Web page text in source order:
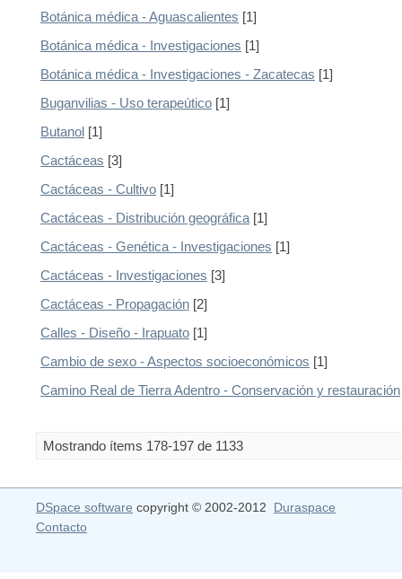
Botánica médica - Aguascalientes [1]
Botánica médica - Investigaciones [1]
Botánica médica - Investigaciones - Zacatecas [1]
Buganvilias - Uso terapeútico [1]
Butanol [1]
Cactáceas [3]
Cactáceas - Cultivo [1]
Cactáceas - Distribución geográfica [1]
Cactáceas - Genética - Investigaciones [1]
Cactáceas - Investigaciones [3]
Cactáceas - Propagación [2]
Calles - Diseño - Irapuato [1]
Cambio de sexo - Aspectos socioeconómicos [1]
Camino Real de Tierra Adentro - Conservación y restauración
Mostrando ítems 178-197 de 1133
DSpace software copyright © 2002-2012 Duraspace
Contacto